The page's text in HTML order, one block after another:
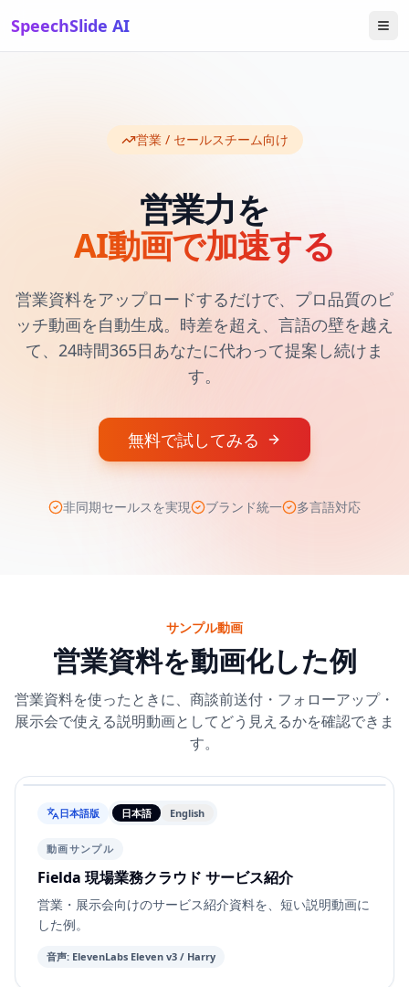
SpeechSlide AI
営業 / セールスチーム向け
営業力を
AI動画で加速する
営業資料をアップロードするだけで、プロ品質のピ
ッチ動画を自動生成。時差を超え、言語の壁を越え
て、24時間365日あなたに代わって提案し続けま
す。
無料で試してみる
非同期セールスを実現 ブランド統一 多言語対応
サンプル動画
営業資料を動画化した例
営業資料を使ったときに、商談前送付・フォローアップ・
展示会で使える説明動画としてどう見えるかを確認できま
す。
日本語版
動画の言語 日本語 English
動画サンプル
Fielda 現場業務クラウド サービス紹介
営業・展示会向けのサービス紹介資料を、短い説明動画に
した例。
音声: ElevenLabs Eleven v3 / Harry